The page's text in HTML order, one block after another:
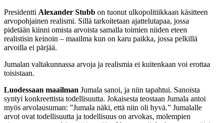
Presidentti Alexander Stubb on tuonut ulkopolitiikkaan käsitteen
arvopohjainen realismi. Sillä tarkoitetaan ajattelutapaa, jossa
pidetään kiinni omista arvoista samalla toimien niiden eteen
realistisin keinoin – maailma kun on karu paikka, jossa pelkillä
arvoilla ei pärjää.
Jumalan valtakunnassa arvoja ja realismia ei kuitenkaan voi erottaa
toisistaan.
Luodessaan maailman Jumala sanoi, ja niin tapahtui. Sanoista
syntyi konkreettista todellisuutta. Jokaisesta teostaan Jumala antoi
myös arvolausuman: ”Jumala näki, että niin oli hyvä.” Jumalalle
arvot ovat todellisuutta ja todellisuus on arvokas, molempien